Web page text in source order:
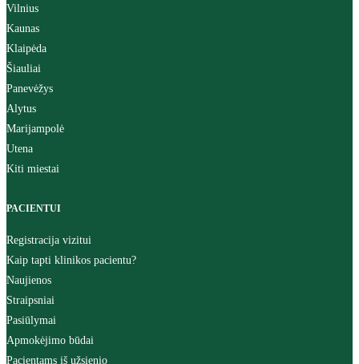
Vilnius
Kaunas
Klaipėda
Šiauliai
Panevėžys
Alytus
Marijampolė
Utena
Kiti miestai
PACIENTUI
Registracija vizitui
Kaip tapti klinikos pacientu?
Naujienos
Straipsniai
Pasiūlymai
Apmokėjimo būdai
Pacientams iš užsienio